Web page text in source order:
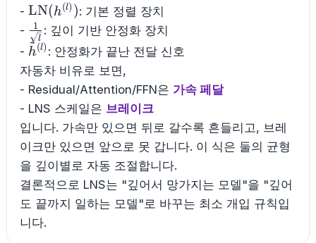
- \mathrm{LN}
(h^{(l)})
LN(h(l) ): 기본 정렬 장치
- \frac{1}
{\sqrt{l}}
l
1 : 깊이 기반 안정화 장치
- \tilde{h}^{(l)}
h
~(l) : 안정화가 끝난 전달 신호
자동차 비유로 보면,
- Residual/Attention/FFN은 가속 페달
- LNS 스케일은 브레이크
입니다. 가속만 있으면 뒤로 갈수록 흔들리고, 브레
이크만 있으면 앞으로 못 갑니다. 이 식은 둘의 균형
을 깊이별로 자동 조절합니다.
결론적으로 LNS는 "깊어서 망가지는 모델"을 "깊어
도 끝까지 일하는 모델"로 바꾸는 최소 개입 규칙입
니다.